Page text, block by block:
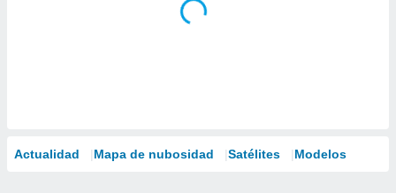
Actualidad Mapa de nubosidad Satélites Modelos